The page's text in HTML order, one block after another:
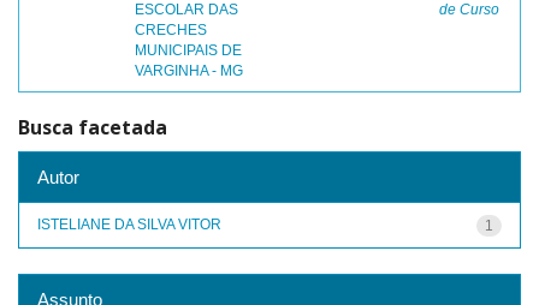
ESCOLAR DAS
CRECHES
MUNICIPAIS DE
VARGINHA - MG
de Curso
Busca facetada
Autor
1
ISTELIANE DA SILVA VITOR
Assunto